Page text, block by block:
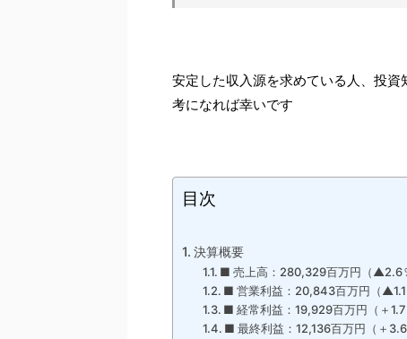
安定した収入源を求めている人、投
考になれば幸いです
目次
決算概要
■ 売上高：280,329百万円（▲2.6
■ 営業利益：20,843百万円（▲1.1
■ 経常利益：19,929百万円（＋1.7
■ 最終利益：12,136百万円（＋3.6